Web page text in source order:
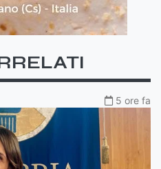
5 ore fa